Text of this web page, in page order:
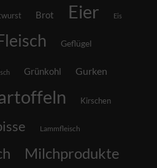
Brot Eier Eis
Geflügel
Grünkohl Gurken
Kirschen
Lammfleisch
Milchprodukte